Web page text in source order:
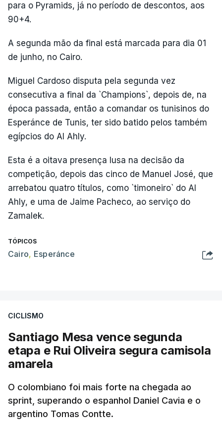
para o Pyramids, já no período de descontos, aos
90+4.
A segunda mão da final está marcada para dia 01
de junho, no Cairo.
Miguel Cardoso disputa pela segunda vez
consecutiva a final da `Champions`, depois de, na
época passada, então a comandar os tunisinos do
Esperánce de Tunis, ter sido batido pelos também
egípcios do Al Ahly.
Esta é a oitava presença lusa na decisão da
competição, depois das cinco de Manuel José, que
arrebatou quatro títulos, como `timoneiro` do Al
Ahly, e uma de Jaime Pacheco, ao serviço do
Zamalek.
TÓPICOS
Cairo, Esperánce
CICLISMO
Santiago Mesa vence segunda
etapa e Rui Oliveira segura camisola
amarela
O colombiano foi mais forte na chegada ao
sprint, superando o espanhol Daniel Cavia e o
argentino Tomas Contte.